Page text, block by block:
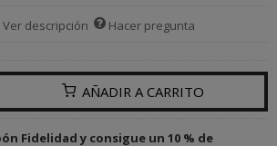
Ver descripción Hacer pregunta
AÑADIR A CARRITO
Fidelidad y consigue un 10 % de